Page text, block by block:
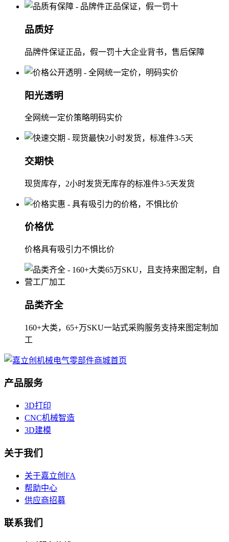
品质好
品牌件保证正品，假一罚十大企业背书，售后保障
阳光透明
全网统一定价策略明码实价
交期快
现货库存，2小时发货无库存的标准件3-5天发货
价格优
价格具有吸引力不惧比价
品类齐全
160+大类，65+万SKU一站式采购服务支持来图定制加
工
产品服务
3D打印
CNC机械智造
3D建模
关于我们
关于嘉立创FA
帮助中心
供应商招募
联系我们